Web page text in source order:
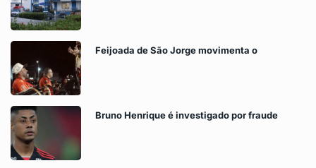
Feijoada de São Jorge movimenta o
Bruno Henrique é investigado por fraude